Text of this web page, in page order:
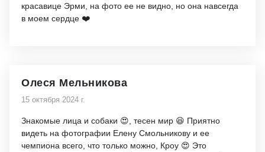
красавице Эрми, на фото ее не видно, но она навсегда
в моем сердце ❤️
Олеся Мельникова
15 октября 2024 г.
Знакомые лица и собаки 😍, тесен мир 😆 Приятно
видеть на фотографии Елену Смольникову и ее
чемпиона всего, что только можно, Кроу 😍 Это